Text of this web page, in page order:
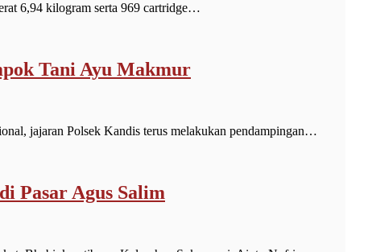
6,94 kilogram serta 969 cartridge…
Tani Ayu Makmur
jajaran Polsek Kandis terus melakukan pendampingan…
Pasar Agus Salim